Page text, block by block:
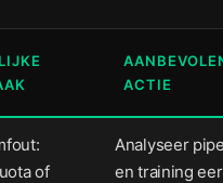
ACTIE
of
Analyseer
en training